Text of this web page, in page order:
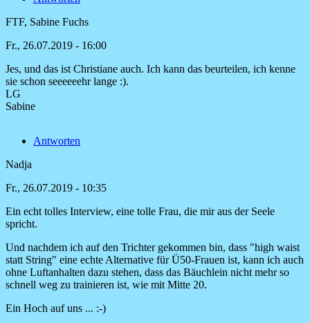
FTF, Sabine Fuchs
Fr., 26.07.2019 - 16:00
Antwort
auf
Tolle
nach
von
Jes, und das ist Christiane auch. Ich kann das beurteilen, ich kenne
sie schon seeeeeehr lange :).
LG
Sabine
Antworten
Nadja
Fr., 26.07.2019 - 10:35
Ein echt tolles Interview, eine tolle Frau, die mir aus der Seele
spricht.
Und nachdem ich auf den Trichter gekommen bin, dass "high waist
statt String" eine echte Alternative für Ü50-Frauen ist, kann ich auch
ohne Luftanhalten dazu stehen, dass das Bäuchlein nicht mehr so
schnell weg zu trainieren ist, wie mit Mitte 20.
Ein Hoch auf uns ... :-)